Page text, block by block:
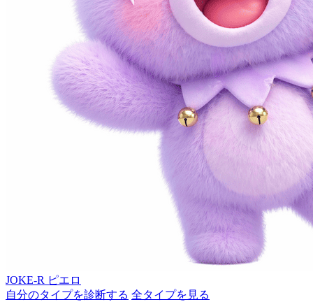
JOKE-R ピエロ
自分のタイプを診断する 全タイプを見る